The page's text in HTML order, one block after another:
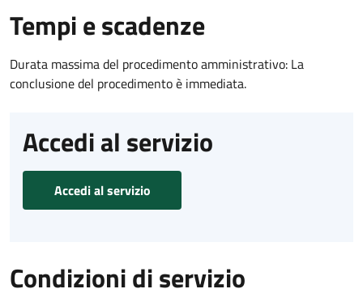
Tempi e scadenze
Durata massima del procedimento amministrativo: La
conclusione del procedimento è immediata.
Accedi al servizio
Accedi al servizio
Condizioni di servizio